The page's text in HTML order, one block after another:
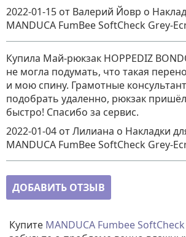
2022-01-15 от Валерий Йовр о
MANDUCA FumBee SoftCheck Grey-
Купила Май-рюкзак HOPPEDIZ
не могла подумать, что такая
и мою спину. Грамотные
подобрать удаленно, рюкзак
быстро! Спасибо за сервис.
2022-01-04 от Лилиана о Накладки
MANDUCA FumBee SoftCheck Grey-
ДОБАВИТЬ ОТЗЫВ
Купите MANDUCA Fumbee